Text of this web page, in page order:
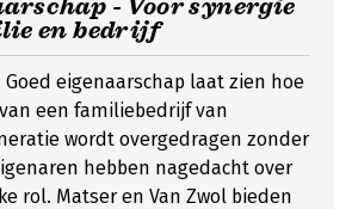
- Voor synergie
en bedrijf
Goed eigenaarschap laat zien hoe
een familiebedrijf van
wordt overgedragen zonder
hebben nagedacht over
rol. Matser en Van Zwol bieden